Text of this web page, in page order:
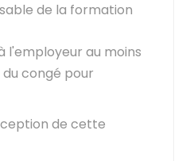
de la formation
l'employeur au moins
congé pour
de cette